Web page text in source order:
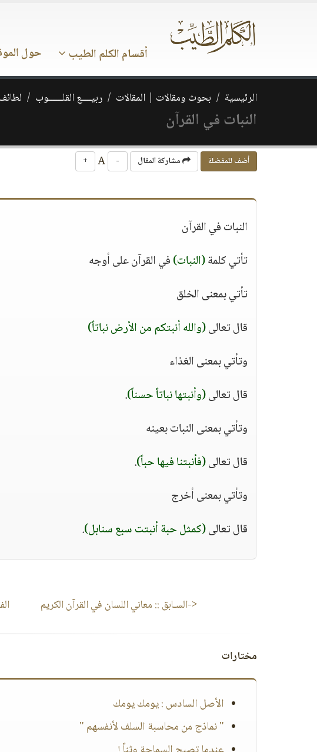
أقسام الكلم الطيب حول
الرئيسية بحوث ومقالات | المقالات ربيــــع القلــــــوب
النبات في القرآن
أضف للمفضلة مشاركة المقال -
+
النبات في القرآن
تأتي كلمة(النبات)في القرآن على أوجه
تأتي بمعنى الخلق
قال تعالى(والله أنبتكم من الأرض نباتاً)
وتأتي بمعنى الغذاء
قال تعالى(وأنبتها نباتاً حسناً).
وتأتي بمعنى النبات بعينه
قال تعالى(فأنبتنا فيها حباً).
وتأتي بمعنى أخرج
قال تعالى(كمثل حبة أنبتت سبع سنابل).
<-السـابق :: معاني اللسان في القرآن الكريم
مختارات
الأصل السادس : يومك يومك
" نماذج من محاسبة السلف لأنفسهم "